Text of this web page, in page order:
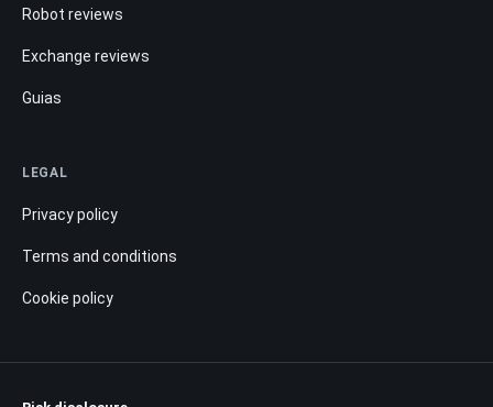
Robot reviews
Exchange reviews
Guias
LEGAL
Privacy policy
Terms and conditions
Cookie policy